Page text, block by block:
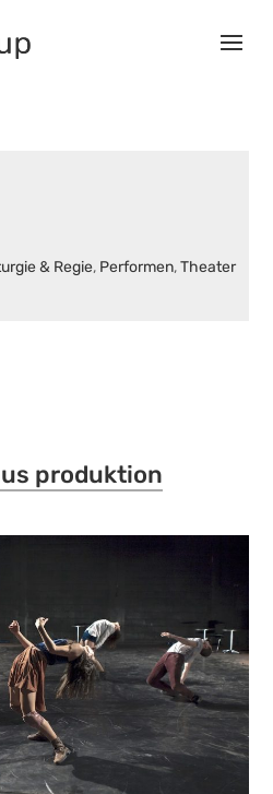
& Regie, Performen,Theater
produktion